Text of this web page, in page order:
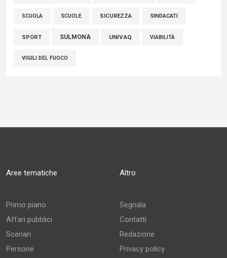
SCUOLA SCUOLE SICUREZZA SINDACATI
SPORT SULMONA UNIVAQ VIABILITÀ
VIGILI DEL FUOCO
Aree tematiche
Primo piano
Affari pubblici
Scenari
Persone
Altro
Segnala
Contatti
Redazione
Privacy policy